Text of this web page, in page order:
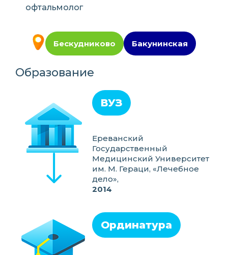
офтальмолог
Бескудниково Бакунинская
Образование
ВУЗ
Ереванский
Государственный
Медицинский Университет
им. М. Гераци, «Лечебное
дело»,
2014
Ординатура